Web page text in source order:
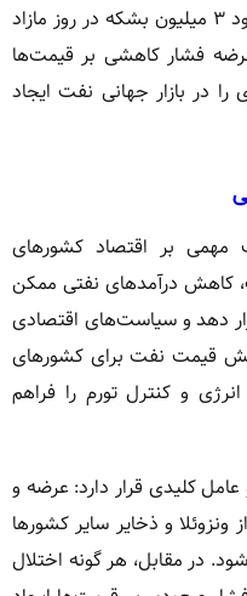
در نیمه اول سال جاری میلادی با حدود ۳ میلیون بشکه در روز مازاد
فشار کاهشی بر قیمت‌ها
در بازار جهانی نفت ایجاد
مهمی بر اقتصاد کشورهای
کاهش درآمدهای نفتی ممکن
دهد و سیاست‌های اقتصادی
قیمت نفت برای کشورهای
و کنترل تورم را فراهم
کلیدی قرار دارد: عرضه و
ونزوئلا و ذخایر سایر کشورها
در مقابل، هر گونه اختلال